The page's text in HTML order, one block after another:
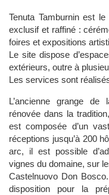
Tenuta Tamburnin est
exclusif et raffiné :
foires et expositions
Le site dispose
extérieurs, outre à
Les services sont
L’ancienne grange
rénovée dans la
est composée d’un
réceptions jusqu’à 200
arc, il est possible
vignes du domaine, sur
Castelnuovo Don
disposition pour la